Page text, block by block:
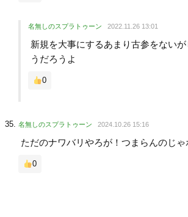
名無しのスプラトゥーン 2022.11.26 13:01
新規を大事にするあまり古参をない
うだろうよ
0
名無しのスプラトゥーン 2024.10.26 15:16
ただのナワバリやろが！つまらんのじゃ
0